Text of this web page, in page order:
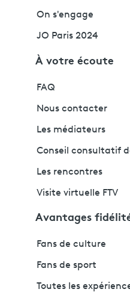
On s'engage
JO Paris 2024
À votre écoute
FAQ
Nous contacter
Les médiateurs
Conseil consultatif
Les rencontres
Visite virtuelle FTV
Avantages
Fans de culture
Fans de sport
Toutes les